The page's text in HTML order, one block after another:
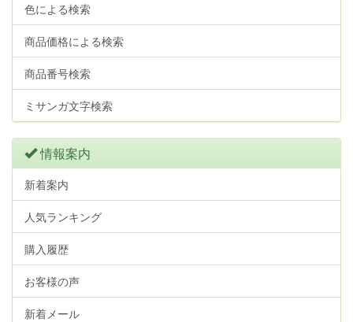
色による検索
商品価格による検索
商品番号検索
ミサンガ文字検索
情報案内
新着案内
人気ランキング
購入履歴
お客様の声
新着メール